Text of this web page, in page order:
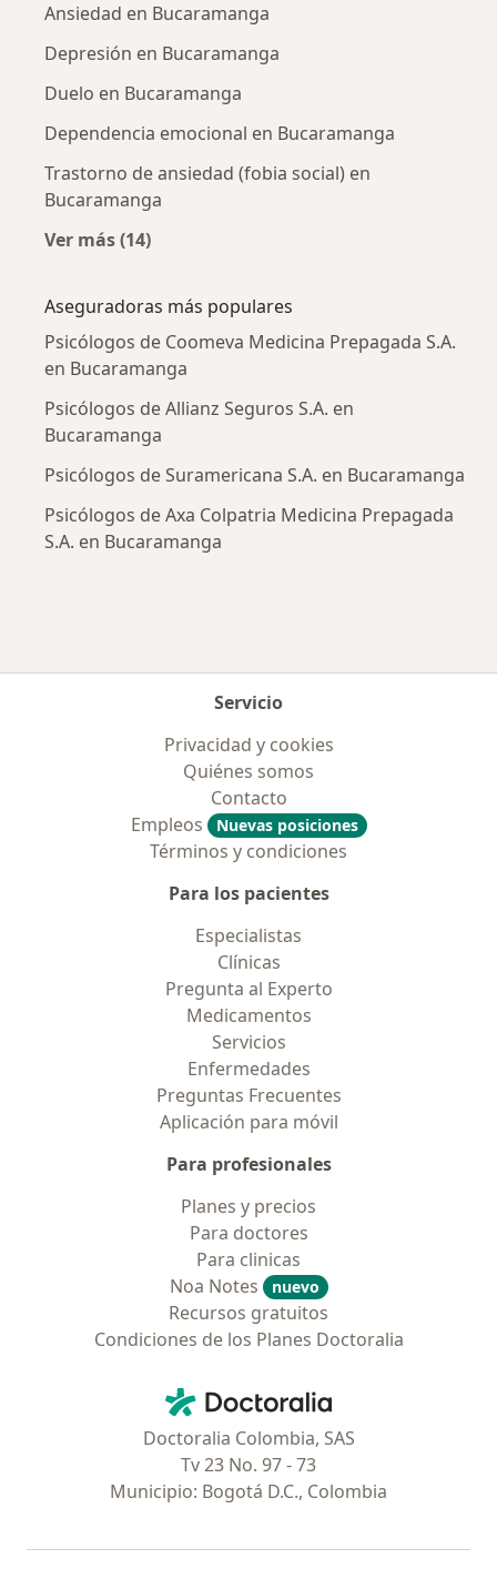
Ansiedad en Bucaramanga
Depresión en Bucaramanga
Duelo en Bucaramanga
Dependencia emocional en Bucaramanga
Trastorno de ansiedad (fobia social) en
Bucaramanga
Ver más (14)
Aseguradoras más populares
Psicólogos de Coomeva Medicina Prepagada S.A.
en Bucaramanga
Psicólogos de Allianz Seguros S.A. en
Bucaramanga
Psicólogos de Suramericana S.A. en Bucaramanga
Psicólogos de Axa Colpatria Medicina Prepagada
S.A. en Bucaramanga
Servicio
Privacidad y cookies
Quiénes somos
Contacto
Empleos
Nuevas posiciones
Términos y condiciones
Para los pacientes
Especialistas
Clínicas
Pregunta al Experto
Medicamentos
Servicios
Enfermedades
Preguntas Frecuentes
Aplicación para móvil
Para profesionales
Planes y precios
Para doctores
Para clinicas
Noa Notes
nuevo
Recursos gratuitos
Condiciones de los Planes Doctoralia
Doctoralia - Página de inicio
Doctoralia Colombia, SAS
Tv 23 No. 97 - 73
Municipio: Bogotá D.C., Colombia